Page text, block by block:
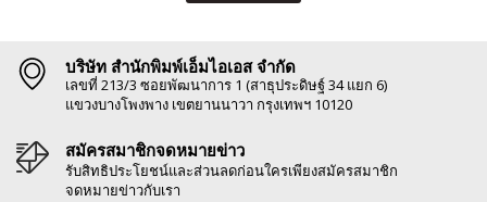
บริษัท สำนักพิมพ์เอ็มไอเอส จำกัด
เลขที่ 213/3 ซอยพัฒนาการ 1 (สาธุประดิษฐ์ 34 แยก 6)
แขวงบางโพงพาง เขตยานนาวา กรุงเทพฯ 10120
สมัครสมาชิกจดหมายข่าว
รับสิทธิประโยชน์และส่วนลดก่อนใครเพียงสมัครสมาชิก
จดหมายข่าวกับเรา